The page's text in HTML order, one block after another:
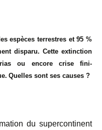
espèces terrestres et 95 %
disparu. Cette extinction
ou encore crise fini-
Quelles sont ses causes ?
du supercontinent